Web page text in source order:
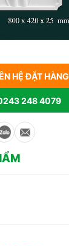
HỆ ĐẶT HÀNG
248 4079